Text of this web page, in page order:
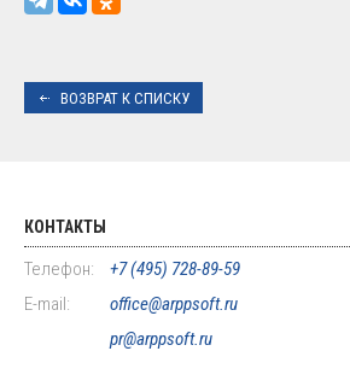
ВОЗВРАТ К СПИСКУ
КОНТАКТЫ
Телефон:
+7 (495) 728-89-59
E-mail:
office@arppsoft.ru
pr@arppsoft.ru